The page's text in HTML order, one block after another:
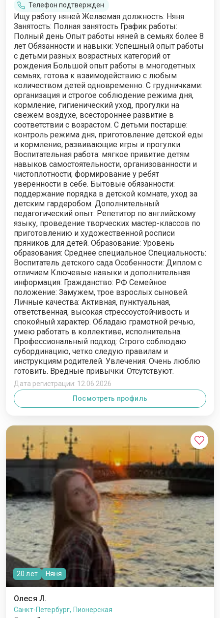
Телефон подтвержден
Ищу работу няней Желаемая должность: Няня
Занятость: Полная занятость График работы:
Полный день Опыт работы няней в семьях более 8
лет Обязанности и навыки: Успешный опыт работы
с детьми разных возрастных категорий от
рождения Большой опыт работы в многодетных
семьях, готова к взаимодействию с любым
количеством детей одновременно. С грудничками:
организация и строгое соблюдение режима дня,
кормление, гигиенический уход, прогулки на
свежем воздухе, всестороннее развитие в
соответствии с возрастом. С детьми постарше:
контроль режима дня, приготовление детской еды
и кормление, развивающие игры и прогулки.
Воспитательная работа: мягкое привитие детям
навыков самостоятельности, организованности и
чистоплотности; формирование у ребят
уверенности в себе. Бытовые обязанности:
поддержание порядка в детской комнате, уход за
детским гардеробом. Дополнительный
педагогический опыт: Репетитор по английскому
языку, проведение творческих мастер-классов по
приготовлению и художественной росписи
пряников для детей. Образование: Уровень
образования: Среднее специальное Специальность:
Воспитатель детского сада Особенности: Диплом с
отличием Ключевые навыки и дополнительная
информация: Гражданство: РФ Семейное
положение: Замужем, трое взрослых сыновей.
Личные качества: Активная, пунктуальная,
ответственная, высокая стрессоустойчивость и
спокойный характер. Обладаю грамотной речью,
умею работать в коллективе, исполнительна.
Профессиональный подход: Строго соблюдаю
субординацию, четко следую правилам и
инструкциям родителей. Увлечения: Очень люблю
готовить. Вредные привычки: Отсутствуют.
Дата регистрации: 12.06.2026
Посмотреть профиль
20 лет Няня
Олеся Л.
Санкт-Петербург, Пионерская